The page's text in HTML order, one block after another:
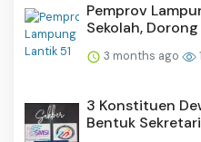
Pemprov
Sekolah,
3 months ago
3 Konstituen
Bentuk